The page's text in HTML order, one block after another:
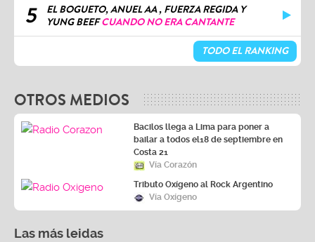
5
EL BOGUETO, ANUEL AA , FUERZA REGIDA Y
YUNG BEEFCUANDO NO ERA CANTANTE
TODO EL RANKING
OTROS MEDIOS
Bacilos llega a Lima para poner a
bailar a todos el18 de septiembre en
Costa 21
Vía Corazón
Tributo Oxígeno al Rock Argentino
Vía Oxígeno
Las más leidas